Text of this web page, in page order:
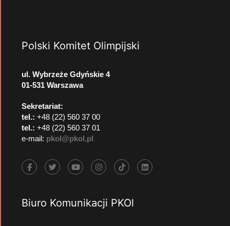
Polski Komitet Olimpijski
ul. Wybrzeże Gdyńskie 4
01-531 Warszawa
Sekretariat:
tel.: +48 (22) 560 37 00
tel.: +48 (22) 560 37 01
e-mail: pkol@pkol.pl
Biuro Komunikacji PKOl